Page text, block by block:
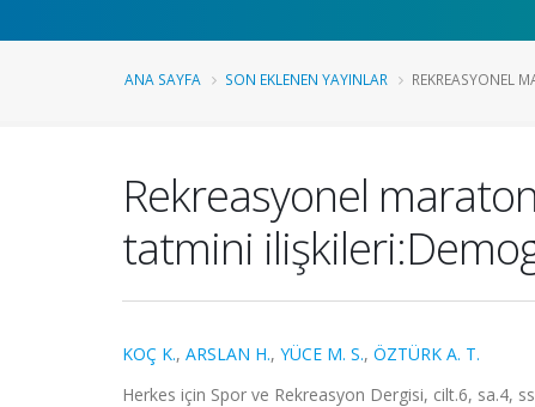
ANA SAYFA SON EKLENEN YAYINLAR REKREASYONEL
Rekreasyonel
tatmini
KOÇ K., ARSLAN H., YÜCE M. S., ÖZTÜRK A. T.
Herkes için Spor ve Rekreasyon Dergisi, cilt.6, sa.4,